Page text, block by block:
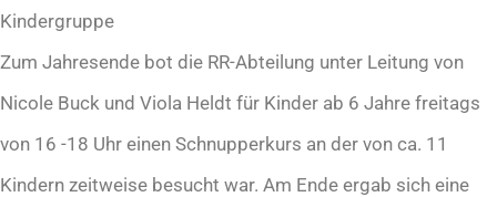
Kindergruppe
Zum Jahresende bot die RR-Abteilung unter Leitung von
Nicole Buck und Viola Heldt für Kinder ab 6 Jahre freitags
von 16 -18 Uhr einen Schnupperkurs an der von ca. 11
Kindern zeitweise besucht war. Am Ende ergab sich eine